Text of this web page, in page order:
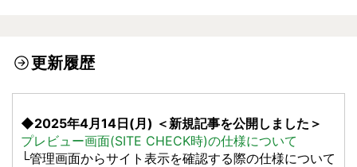
更新履歴
◆2025年4月14日(月) ＜新規記事を公開しました＞
プレビュー画面(SITE CHECK時)の仕様について
└管理画面からサイト表示を確認する際の仕様について